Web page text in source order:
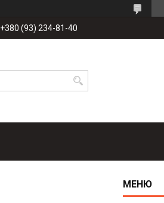
+380 (93) 234-81-40